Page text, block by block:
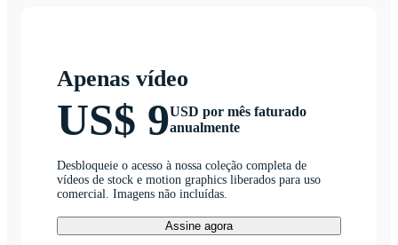
Apenas vídeo
US$ 9USD por mês faturado
anualmente
Desbloqueie o acesso à nossa coleção completa de
vídeos de stock e motion graphics liberados para uso
comercial. Imagens não incluídas.
Assine agora